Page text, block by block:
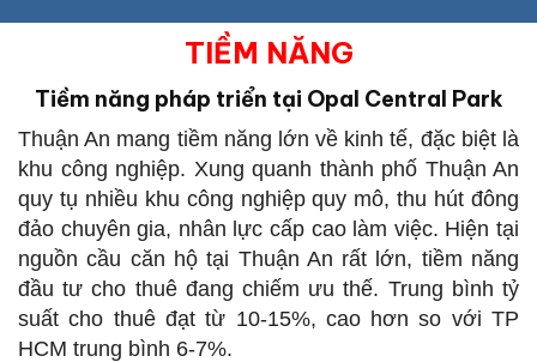
TIỀM NĂNG
Tiềm năng pháp triển tại Opal Central Park
Thuận An mang tiềm năng lớn về kinh tế, đặc biệt là
khu công nghiệp. Xung quanh thành phố Thuận An
quy tụ nhiều khu công nghiệp quy mô, thu hút đông
đảo chuyên gia, nhân lực cấp cao làm việc. Hiện tại
nguồn cầu căn hộ tại Thuận An rất lớn, tiềm năng
đầu tư cho thuê đang chiếm ưu thế. Trung bình tỷ
suất cho thuê đạt từ 10-15%, cao hơn so với TP
HCM trung bình 6-7%.